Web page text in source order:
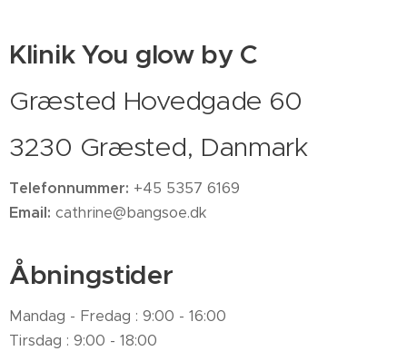
Klinik You glow by C
Græsted Hovedgade 60
3230 Græsted, Danmark
Telefonnummer: +45 5357 6169
Email: cathrine@bangsoe.dk
Åbningstider
Mandag - Fredag : 9:00 - 16:00
Tirsdag : 9:00 - 18:00